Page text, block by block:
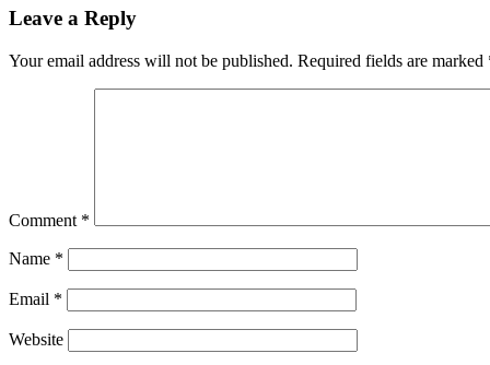
detí
Leave a Reply
Your email address will not be published. Required fields are marked
Comment *
Name *
Email *
Website